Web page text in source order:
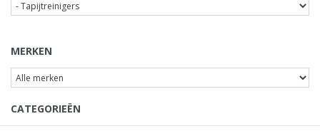
MERKEN
CATEGORIEËN